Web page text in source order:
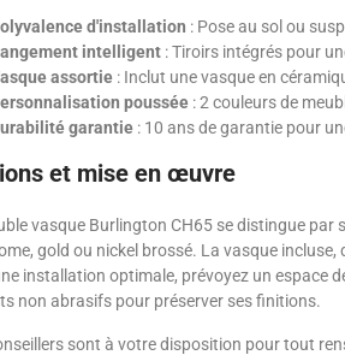
d'installation : Pose au sol ou
intelligent : Tiroirs intégrés pour
assortie : Inclut une vasque en
poussée : 2 couleurs de
garantie : 10 ans de garantie pour
et mise en œuvre
vasque Burlington CH65 se distingue par
gold ou nickel brossé. La vasque
installation optimale, prévoyez un espace
non abrasifs pour préserver ses finitions.
sont à votre disposition pour tout